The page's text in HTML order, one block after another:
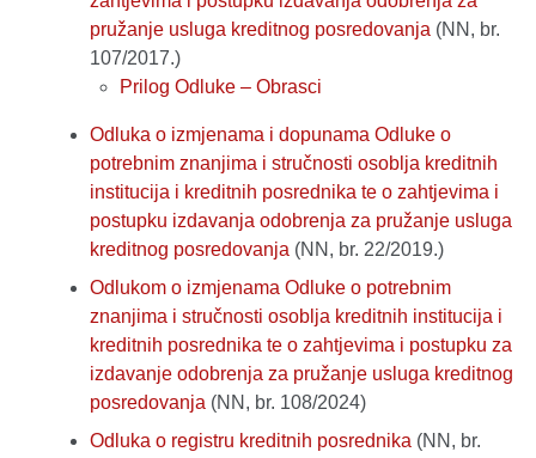
pružanje usluga kreditnog posredovanja (NN, br.
107/2017.)
Prilog Odluke – Obrasci
Odluka o izmjenama i dopunama Odluke o
potrebnim znanjima i stručnosti osoblja kreditnih
institucija i kreditnih posrednika te o zahtjevima i
postupku izdavanja odobrenja za pružanje usluga
kreditnog posredovanja (NN, br. 22/2019.)
Odlukom o izmjenama Odluke o potrebnim
znanjima i stručnosti osoblja kreditnih institucija i
kreditnih posrednika te o zahtjevima i postupku za
izdavanje odobrenja za pružanje usluga kreditnog
posredovanja (NN, br. 108/2024)
Odluka o registru kreditnih posrednika (NN, br.